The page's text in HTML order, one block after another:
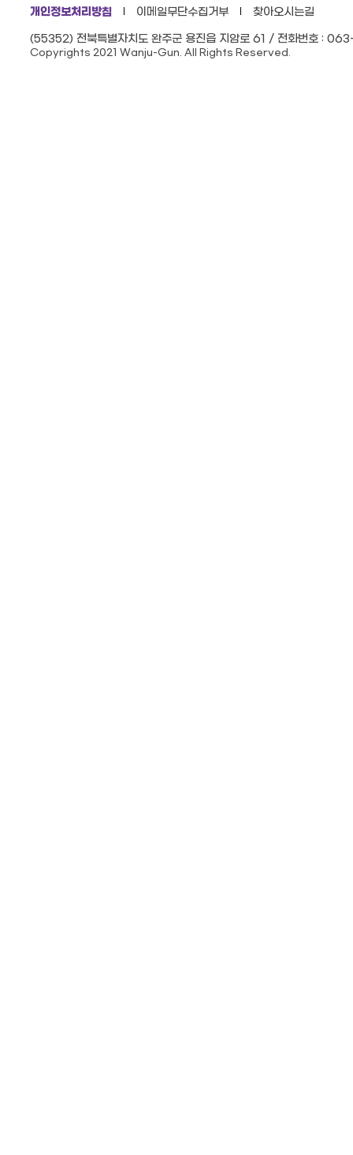
개인정보처리방침 이메일무단수집거부
찾아오시는길
(55352) 전북특별자치도 완주군 용진읍 지암로 61 / 전화번호 :
Copyrights 2021 Wanju-Gun. All Rights Reserved.